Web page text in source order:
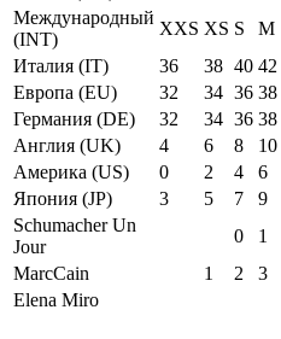
Международный
(INT)
XXS XS S M
Италия (IT)
36 38 40 42
Европа (EU)
32 34 36 38
Германия (DE)
32 34 36 38
Англия (UK)
4 6 8 10
Америка (US)
0 2 4 6
Япония (JP)
3 5 7 9
Schumacher Un
Jour
0 1
MarcCain
1 2 3
Elena Miro